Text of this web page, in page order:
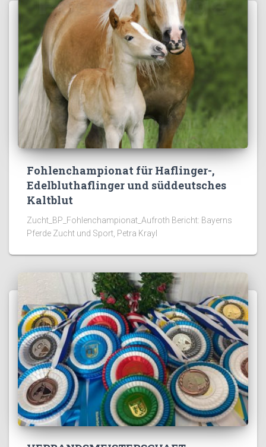
Fohlenchampionat für Haflinger-,
Edelbluthaflinger und süddeutsches
Kaltblut
Zucht_BP_Fohlenchampionat_Aufroth Bericht: Bayerns
Pferde Zucht und Sport, Petra Krayl